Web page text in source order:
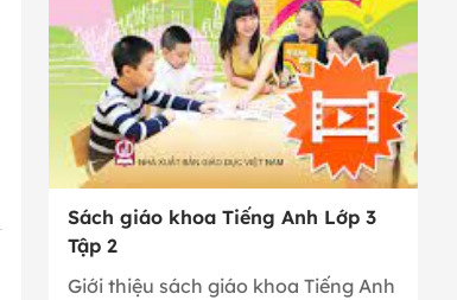
Sách giáo khoa Tiếng Anh Lớp 3
Tập 2
Giới thiệu sách giáo khoa Tiếng Anh